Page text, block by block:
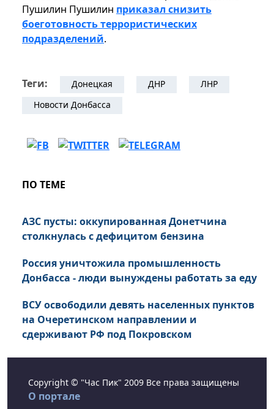
Пушилин Пушилин приказал снизить
боеготовность террористических
подразделений.
Теги: Донецкая ДНР
ЛНР
Новости Донбасса
ПО ТЕМЕ
АЗС пусты: оккупированная Донетчина
столкнулась с дефицитом бензина
Россия уничтожила промышленность
Донбасса - люди вынуждены работать за еду
ВСУ освободили девять населенных пунктов
на Очеретинском направлении и
сдерживают РФ под Покровском
Copyright © "Час Пик" 2009 Все права защищены
О портале